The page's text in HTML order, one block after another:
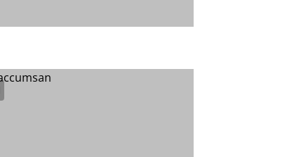
ligula suscipit vitae.